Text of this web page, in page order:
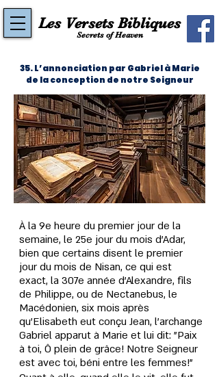
Les Versets Bibliques
Secrets of Heaven
35. L’annonciation par Gabriel à Marie
de la conception de notre Seigneur
À la 9e heure du premier jour de la
semaine, le 25e jour du mois d’Adar,
bien que certains disent le premier
jour du mois de Nisan, ce qui est
exact, la 307e année d’Alexandre, fils
de Philippe, ou de Nectanebus, le
Macédonien, six mois après
qu'Elisabeth eut conçu Jean, l’archange
Gabriel apparut à Marie et lui dit: "Paix
à toi, Ô plein de grâce! Notre Seigneur
est avec toi, béni entre les femmes!"